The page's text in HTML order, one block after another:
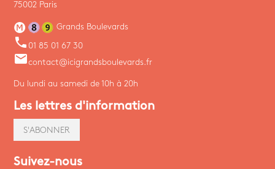
75002 Paris
Grands Boulevards
phone 01 85 01 67 30
emailcontact@icigrandsboulevards.fr
Du lundi au samedi de 10h à 20h
Les lettres d'information
S'ABONNER
Suivez-nous